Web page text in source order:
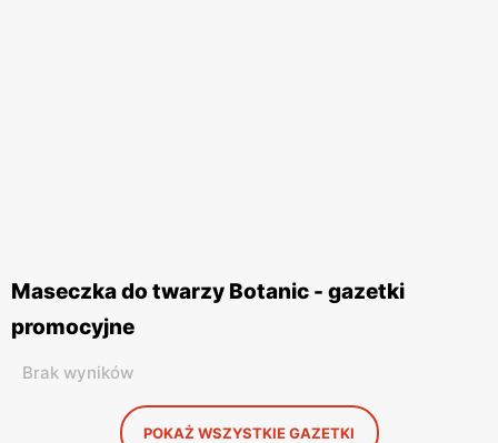
Maseczka do twarzy Botanic - gazetki
promocyjne
Brak wyników
POKAŻ WSZYSTKIE GAZETKI